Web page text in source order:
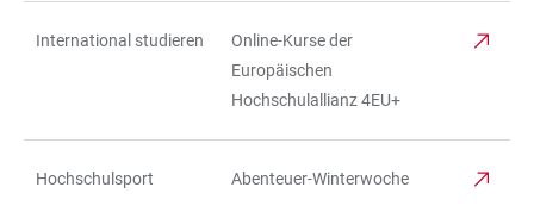
International studieren
Online-Kurse der
Europäischen
Hochschulallianz 4EU+
Hochschulsport Abenteuer-Winterwoche